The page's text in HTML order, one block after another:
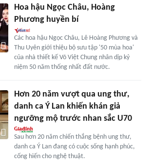
Hoa hậu Ngọc Châu, Hoàng
Phương huyền bí
Các hoa hậu Ngọc Châu, Lê Hoàng Phương và
Thu Uyên giới thiệu bộ sưu tập '50 mùa hoa'
của nhà thiết kế Võ Việt Chung nhân dịp kỷ
niệm 50 năm thống nhất đất nước.
Hơn 20 năm vượt qua ung thư,
danh ca Ý Lan khiến khán giả
ngưỡng mộ trước nhan sắc U70
Sau hơn 20 năm chiến thắng bệnh ung thư,
danh ca Ý Lan đang có cuộc sống hạnh phúc,
cống hiến cho nghệ thuật.